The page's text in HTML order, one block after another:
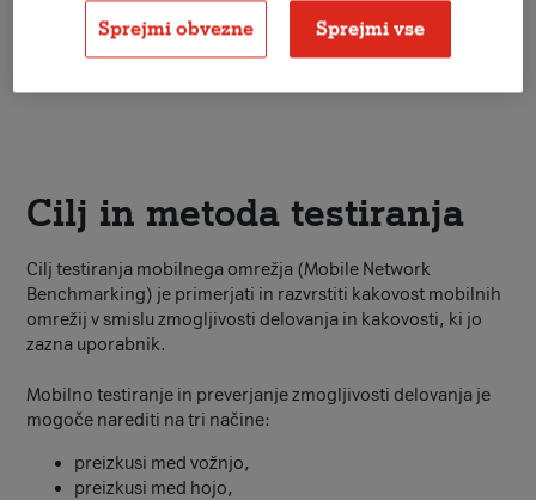
Cilj in metoda testiranja
Cilj testiranja mobilnega omrežja (Mobile Network
Benchmarking) je primerjati in razvrstiti kakovost mobilnih
omrežij v smislu zmogljivosti delovanja in kakovosti, ki jo
zazna uporabnik.
Mobilno testiranje in preverjanje zmogljivosti delovanja je
mogoče narediti na tri načine:
preizkusi med vožnjo,
preizkusi med hojo,
Sprejmi obvezne Sprejmi vse